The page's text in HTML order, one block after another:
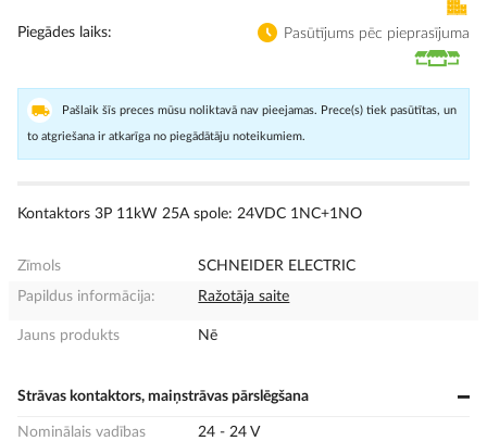
Piegādes laiks Pasūtījums pēc pieprasījuma
Pašlaik šīs preces mūsu noliktavā nav pieejamas. Prece(s) tiek pasūtītas, un
to atgriešana ir atkarīga no piegādātāju noteikumiem.
Kontaktors 3P 11kW 25A spole: 24VDC 1NC+1NO
Zīmols
SCHNEIDER ELECTRIC
Papildus informācija:
Ražotāja saite
Jauns produkts Nē
Strāvas kontaktors, maiņstrāvas pārslēgšana
Nominālais vadības
24 - 24 V